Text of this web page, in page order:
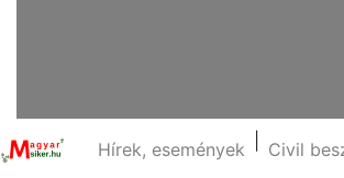
Hírek, események Civil